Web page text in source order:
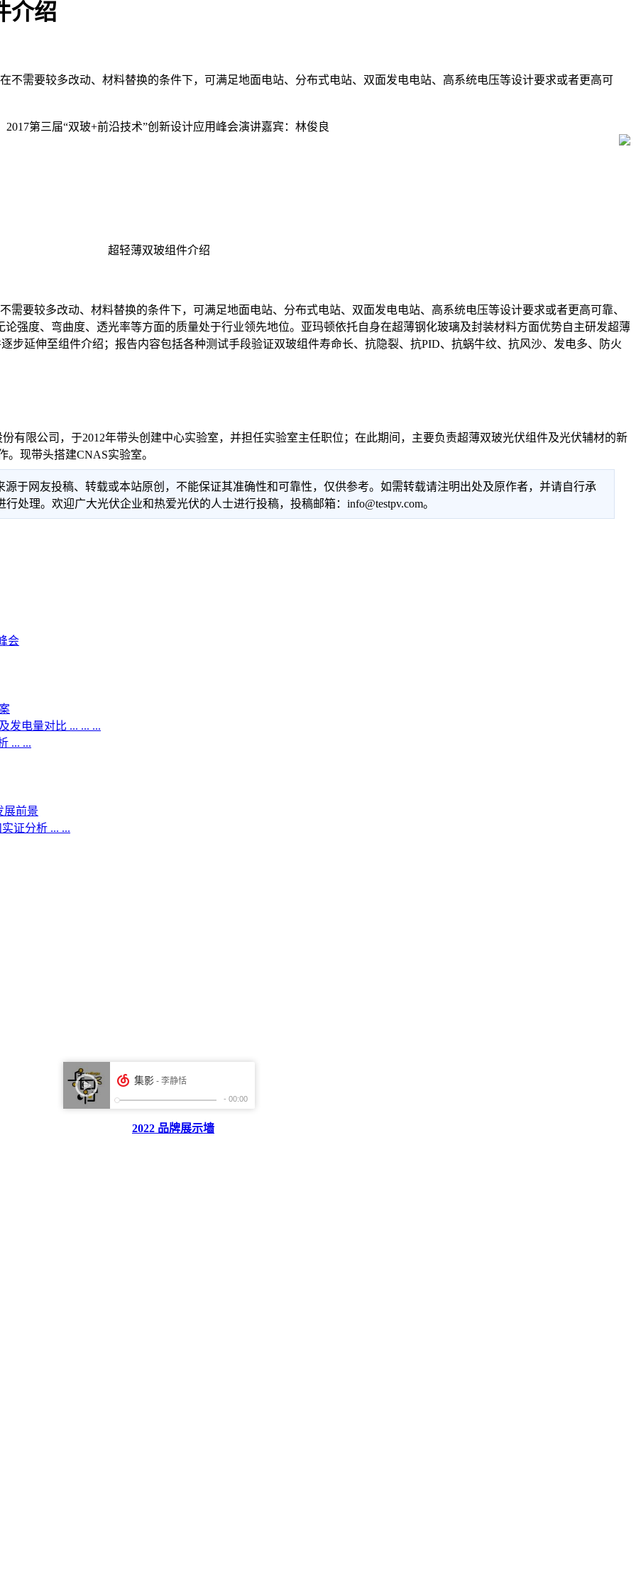
介绍
不需要较多改动、材料替换的条件下，可满足地面电站、分布式电站、双面发电电站、高系统电压等设计要求或者更高可
第三届“双玻+前沿技术”创新设计应用峰会演讲嘉宾：林俊良
超轻薄双玻组件介绍
较多改动、材料替换的条件下，可满足地面电站、分布式电站、双面发电电站、高系统电压等设计要求或者更高可靠、
强度、弯曲度、透光率等方面的质量处于行业领先地位。亚玛顿依托自身在超薄钢化玻璃及封装材料方面优势自主研发超薄
步延伸至组件介绍；报告内容包括各种测试手段验证双玻组件寿命长、抗隐裂、抗PID、抗蜗牛纹、抗风沙、发电多、防火
限公司，于2012年带头创建中心实验室，并担任实验室主任职位；在此期间，主要负责超薄双玻光伏组件及光伏辅材的新
现带头搭建CNAS实验室。
于网友投稿、转载或本站原创，不能保证其准确性和可靠性，仅供参考。如需转载请注明出处及原作者，并请自行承
处理。欢迎广大光伏企业和热爱光伏的人士进行投稿，投稿邮箱：info@testpv.com。
会
发电量对比 ... ... ...
... ...
展前景
证分析 ... ...
2022 品牌展示墙